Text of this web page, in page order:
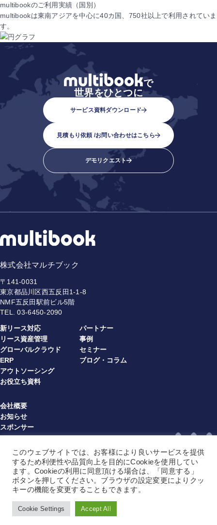
multibookのご利用実績（国別）
multibookは東南アジアを中心に40カ国、750社以上で利用されていま
す。
で
世界をひとつに
サービス資料ダウンロード
見積もり依頼 /お問い合わせはこちら
デモリクエスト
株式会社マルチブック
〒141-0031
東京都品川区西五反田1-1-8
NMF五反田駅前ビル5階
TEL.03-6450-2090
新リース対応
リース資産管理
グローバルクラウド
ERP
アウトソーシング
お役立ち資料
パートナー
事例
セミナー
ブログ・コラム
会社概要
お知らせ
スポンサー
情報セキュリティ方針
利用規約（multibook）（JA）
利用規約（multibook）（EN）
利用規約（BPO）（JA）
利用規約（BPO）（EN）
サイトマップ
Copyright © 2025 Multibook Limited All Rights Reserved
このウェブサイトでは、お客様により良いサービスを提供
するため利便性や品質向上を目的にCookieを使用してい
ます。Cookieの利用に同意頂ける場合は、「同意する」
ボタンを押してください。ブラウザの設定変更によりクッ
キーの機能を変更することもできます。
Cookie Settings Accept All